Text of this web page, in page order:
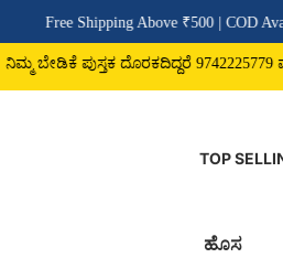
Free Shipping Above ₹500 | COD
ನಿಮ್ಮ ಬೇಡಿಕೆ ಪುಸ್ತಕ ದೊರಕದಿದ್ದರೆ 9742225779
TOP
ಹೊಸ